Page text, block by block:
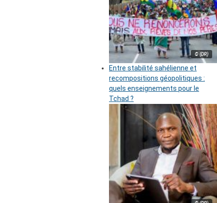
© (DR)
Entre stabilité sahélienne et
recompositions géopolitiques :
quels enseignements pour le
Tchad ?